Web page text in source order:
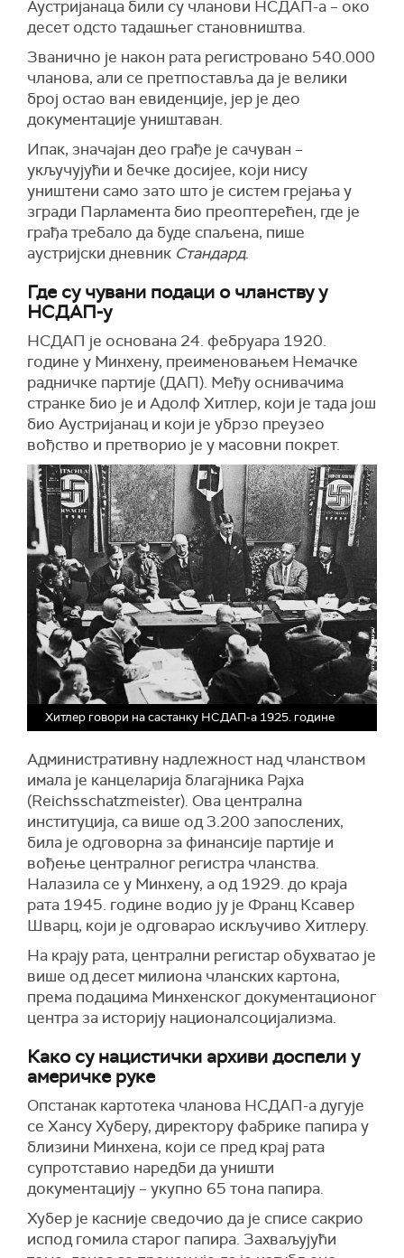
Аустријанаца били су чланови НСДАП-а – око
десет одсто тадашњег становништва.
Званично је након рата регистровано 540.000
чланова, али се претпоставља да је велики
број остао ван евиденције, јер је део
документације уништаван.
Ипак, значајан део грађе је сачуван –
укључујући и бечке досијее, који нису
уништени само зато што је систем грејања у
згради Парламента био преоптерећен, где је
грађа требало да буде спаљена, пише
аустријски дневник Стандард.
Где су чувани подаци о чланству у
НСДАП-у
НСДАП је основана 24. фебруара 1920.
године у Минхену, преименовањем Немачке
радничке партије (ДАП). Међу оснивачима
странке био је и Адолф Хитлер, који је тада још
био Аустријанац и који је убрзо преузео
вођство и претворио је у масовни покрет.
Хитлер говори на састанку НСДАП-а 1925. године
Административну надлежност над чланством
имала је канцеларија благајника Рајха
(Reichsschatzmeister). Ова централна
институција, са више од 3.200 запослених,
била је одговорна за финансије партије и
вођење централног регистра чланства.
Налазила се у Минхену, а од 1929. до краја
рата 1945. године водио ју је Франц Ксавер
Шварц, који је одговарао искључиво Хитлеру.
На крају рата, централни регистар обухватао је
више од десет милиона чланских картона,
према подацима Минхенског документационог
центра за историју националсоцијализма.
Како су нацистички архиви доспели у
америчке руке
Опстанак картотека чланова НСДАП-а дугује
се Хансу Хуберу, директору фабрике папира у
близини Минхена, који се пред крај рата
супротставио наредби да уништи
документацију – укупно 65 тона папира.
Хубер је касније сведочио да је списе сакрио
испод гомила старог папира. Захваљујући